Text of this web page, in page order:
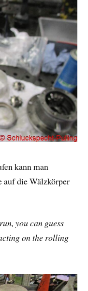
kann man
auf die Wälzkörper
you can guess
on the rolling